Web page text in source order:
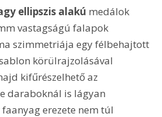
ellipszis alakú medálok
vastagságú falapok
szimmetriája egy félbehajtott
körülrajzolásával
kifűrészelhető az
daraboknál is lágyan
erezete nem túl